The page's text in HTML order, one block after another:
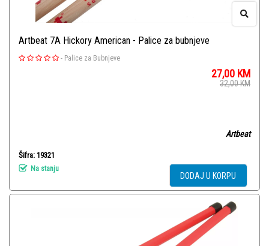
Artbeat 7A Hickory American - Palice za bubnjeve
- Palice za Bubnjeve
27,00 KM
32,00KM
Artbeat
Šifra: 19321
Na stanju
DODAJ U KORPU